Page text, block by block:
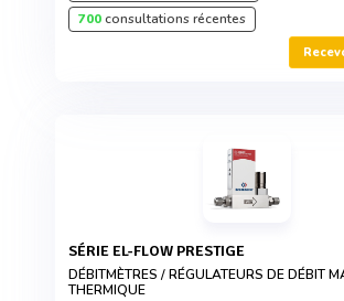
700consultations récentes
SÉRIE EL-FLOW PRESTIGE
DÉBITMÈTRES / RÉGULATEURS DE DÉBIT
THERMIQUE